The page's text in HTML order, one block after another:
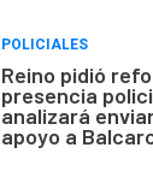
POLICIALES
Reino pidió
presencia
analizará
apoyo a